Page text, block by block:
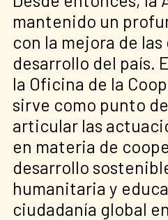
mantenido un
con la mejora de
desarrollo del país.
la Oficina de la
sirve como punto
articular las
en materia de
desarrollo
humanitaria y
ciudadanía global